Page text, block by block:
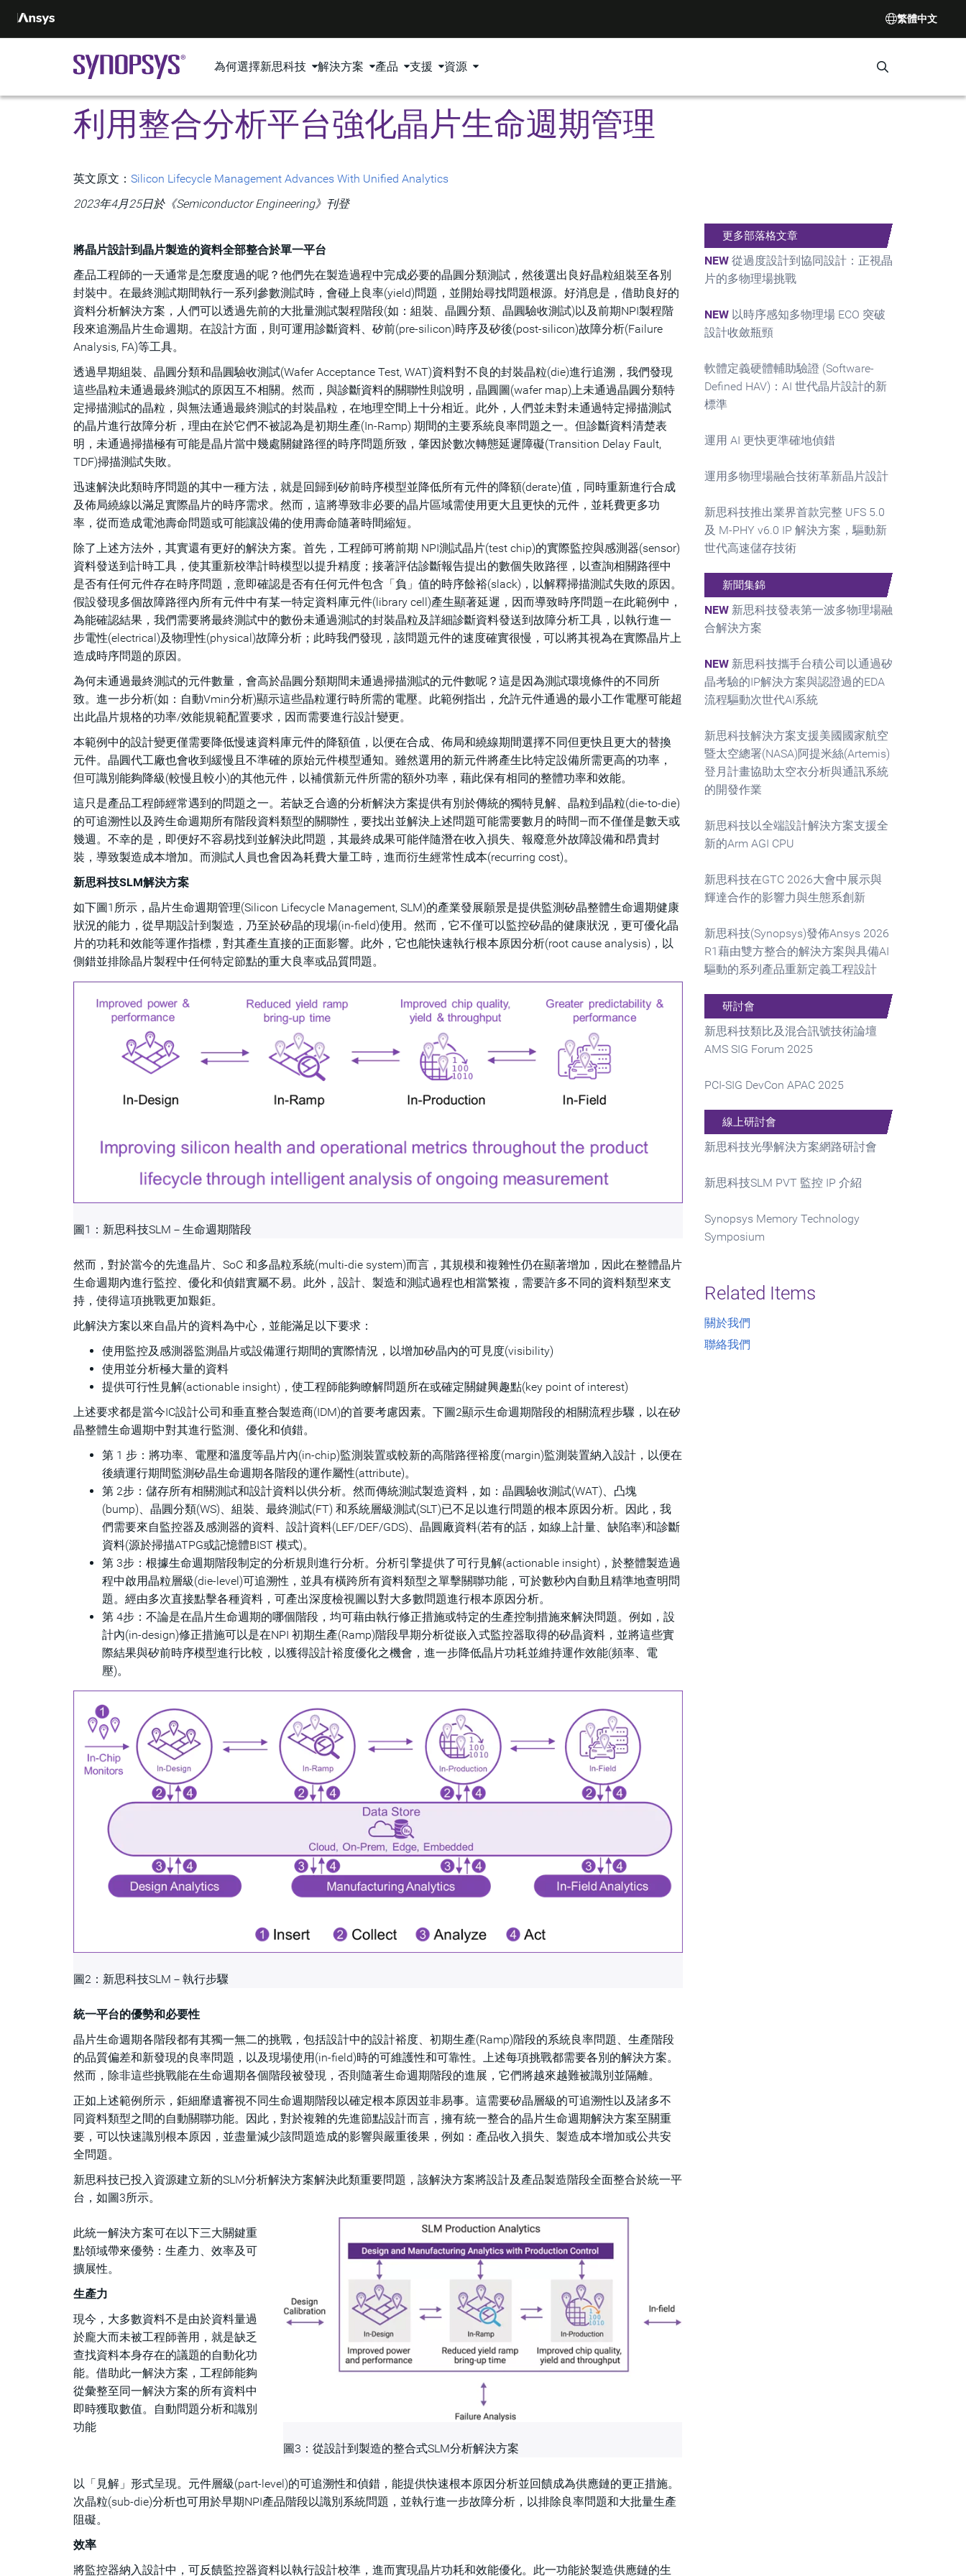
繁體中文
為何選擇新思科技 解決方案 產品 支援 資源 Search
利用整合分析平台強化晶片生命週期管理
英文原文： Silicon Lifecycle Management Advances With Unified Analytics
2023年4月25日於《Semiconductor Engineering》刊登
將晶片設計到晶片製造的資料全部整合於單一平台
產品工程師的一天通常是怎麼度過的呢？他們先在製造過程中完成必要的晶圓分類測試，然後選出良好晶粒組裝至各別
封裝中。在最終測試期間執行一系列參數測試時，會碰上良率(yield)問題，並開始尋找問題根源。好消息是，借助良好的
資料分析解決方案，人們可以透過先前的大批量測試製程階段(如：組裝、晶圓分類、晶圓驗收測試)以及前期NPI製程階
段來追溯晶片生命週期。在設計方面，則可運用診斷資料、矽前(pre-silicon)時序及矽後(post-silicon)故障分析(Failure
Analysis, FA)等工具。
透過早期組裝、晶圓分類和晶圓驗收測試(Wafer Acceptance Test, WAT)資料對不良的封裝晶粒(die)進行追溯，我們發現
這些晶粒未通過最終測試的原因互不相關。然而，與診斷資料的關聯性則說明，晶圓圖(wafer map)上未通過晶圓分類特
定掃描測試的晶粒，與無法通過最終測試的封裝晶粒，在地理空間上十分相近。此外，人們並未對未通過特定掃描測試
的晶片進行故障分析，理由在於它們不被認為是初期生產(In-Ramp) 期間的主要系統良率問題之一。但診斷資料清楚表
明，未通過掃描極有可能是晶片當中幾處關鍵路徑的時序問題所致，肇因於數次轉態延遲障礙(Transition Delay Fault,
TDF)掃描測試失敗。
迅速解決此類時序問題的其中一種方法，就是回歸到矽前時序模型並降低所有元件的降額(derate)值，同時重新進行合成
及佈局繞線以滿足實際晶片的時序需求。然而，這將導致非必要的晶片區域需使用更大且更快的元件，並耗費更多功
率，從而造成電池壽命問題或可能讓設備的使用壽命隨著時間縮短。
除了上述方法外，其實還有更好的解決方案。首先，工程師可將前期 NPI測試晶片(test chip)的實際監控與感測器(sensor)
資料發送到計時工具，使其重新校準計時模型以提升精度；接著評估診斷報告提出的數個失敗路徑，以查詢相關路徑中
是否有任何元件存在時序問題，意即確認是否有任何元件包含「負」值的時序餘裕(slack)，以解釋掃描測試失敗的原因。
假設發現多個故障路徑內所有元件中有某一特定資料庫元件(library cell)產生顯著延遲，因而導致時序問題—在此範例中，
為能確認結果，我們需要將最終測試中的數份未通過測試的封裝晶粒及詳細診斷資料發送到故障分析工具，以執行進一
步電性(electrical)及物理性(physical)故障分析；此時我們發現，該問題元件的速度確實很慢，可以將其視為在實際晶片上
造成時序問題的原因。
為何未通過最終測試的元件數量，會高於晶圓分類期間未通過掃描測試的元件數呢？這是因為測試環境條件的不同所
致。進一步分析(如：自動Vmin分析)顯示這些晶粒運行時所需的電壓。此範例指出，允許元件通過的最小工作電壓可能超
出此晶片規格的功率/效能規範配置要求，因而需要進行設計變更。
本範例中的設計變更僅需要降低慢速資料庫元件的降額值，以便在合成、佈局和繞線期間選擇不同但更快且更大的替換
元件。晶圓代工廠也會收到緩慢且不準確的原始元件模型通知。雖然選用的新元件將產生比特定設備所需更高的功率，
但可識別能夠降級(較慢且較小)的其他元件，以補償新元件所需的額外功率，藉此保有相同的整體功率和效能。
這只是產品工程師經常遇到的問題之一。若缺乏合適的分析解決方案提供有別於傳統的獨特見解、晶粒到晶粒(die-to-die)
的可追溯性以及跨生命週期所有階段資料類型的關聯性，要找出並解決上述問題可能需要數月的時間—而不僅僅是數天或
幾週。不幸的是，即便好不容易找到並解決此問題，其最終成果可能伴隨潛在收入損失、報廢意外故障設備和昂貴封
裝，導致製造成本增加。而測試人員也會因為耗費大量工時，進而衍生經常性成本(recurring cost)。
新思科技SLM解決方案
如下圖1所示，晶片生命週期管理(Silicon Lifecycle Management, SLM)的產業發展願景是提供監測矽晶整體生命週期健康
狀況的能力，從早期設計到製造，乃至於矽晶的現場(in-field)使用。然而，它不僅可以監控矽晶的健康狀況，更可優化晶
片的功耗和效能等運作指標，對其產生直接的正面影響。此外，它也能快速執行根本原因分析(root cause analysis)，以
側錯並排除晶片製程中任何特定節點的重大良率或品質問題。
圖1：新思科技SLM－生命週期階段
然而，對於當今的先進晶片、SoC 和多晶粒系統(multi-die system)而言，其規模和複雜性仍在顯著增加，因此在整體晶片
生命週期內進行監控、優化和偵錯實屬不易。此外，設計、製造和測試過程也相當繁複，需要許多不同的資料類型來支
持，使得這項挑戰更加艱鉅。
此解決方案以來自晶片的資料為中心，並能滿足以下要求：
使用監控及感測器監測晶片或設備運行期間的實際情況，以增加矽晶內的可見度(visibility)
使用並分析極大量的資料
提供可行性見解(actionable insight)，使工程師能夠瞭解問題所在或確定關鍵興趣點(key point of interest)
上述要求都是當今IC設計公司和垂直整合製造商(IDM)的首要考慮因素。下圖2顯示生命週期階段的相關流程步驟，以在矽
晶整體生命週期中對其進行監測、優化和偵錯。
第 1 步：將功率、電壓和溫度等晶片內(in-chip)監測裝置或較新的高階路徑裕度(margin)監測裝置納入設計，以便在
後續運行期間監測矽晶生命週期各階段的運作屬性(attribute)。
第 2步：儲存所有相關測試和設計資料以供分析。然而傳統測試製造資料，如：晶圓驗收測試(WAT)、凸塊
(bump)、晶圓分類(WS)、組裝、最終測試(FT) 和系統層級測試(SLT)已不足以進行問題的根本原因分析。因此，我
們需要來自監控器及感測器的資料、設計資料(LEF/DEF/GDS)、晶圓廠資料(若有的話，如線上計量、缺陷率)和診斷
資料(源於掃描ATPG或記憶體BIST 模式)。
第 3步：根據生命週期階段制定的分析規則進行分析。分析引擎提供了可行見解(actionable insight)，於整體製造過
程中啟用晶粒層級(die-level)可追溯性，並具有橫跨所有資料類型之單擊關聯功能，可於數秒內自動且精準地查明問
題。經由多次直接點擊各種資料，可產出深度檢視圖以對大多數問題進行根本原因分析。
第 4步：不論是在晶片生命週期的哪個階段，均可藉由執行修正措施或特定的生產控制措施來解決問題。例如，設
計內(in-design)修正措施可以是在NPI 初期生產(Ramp)階段早期分析從嵌入式監控器取得的矽晶資料，並將這些實
際結果與矽前時序模型進行比較，以獲得設計裕度優化之機會，進一步降低晶片功耗並維持運作效能(頻率、電
壓)。
圖2：新思科技SLM－執行步驟
統一平台的優勢和必要性
晶片生命週期各階段都有其獨一無二的挑戰，包括設計中的設計裕度、初期生產(Ramp)階段的系統良率問題、生產階段
的品質偏差和新發現的良率問題，以及現場使用(in-field)時的可維護性和可靠性。上述每項挑戰都需要各別的解決方案。
然而，除非這些挑戰能在生命週期各個階段被發現，否則隨著生命週期階段的進展，它們將越來越難被識別並隔離。
正如上述範例所示，鉅細靡遺審視不同生命週期階段以確定根本原因並非易事。這需要矽晶層級的可追溯性以及諸多不
同資料類型之間的自動關聯功能。因此，對於複雜的先進節點設計而言，擁有統一整合的晶片生命週期解決方案至關重
要，可以快速識別根本原因，並盡量減少該問題造成的影響與嚴重後果，例如：產品收入損失、製造成本增加或公共安
全問題。
新思科技已投入資源建立新的SLM分析解決方案解決此類重要問題，該解決方案將設計及產品製造階段全面整合於統一平
台，如圖3所示。
此統一解決方案可在以下三大關鍵重
點領域帶來優勢：生產力、效率及可
擴展性。
生產力
現今，大多數資料不是由於資料量過
於龐大而未被工程師善用，就是缺乏
查找資料本身存在的議題的自動化功
能。借助此一解決方案，工程師能夠
從彙整至同一解決方案的所有資料中
即時獲取數值。自動問題分析和識別
功能
圖3：從設計到製造的整合式SLM分析解決方案
以「見解」形式呈現。元件層級(part-level)的可追溯性和偵錯，能提供快速根本原因分析並回饋成為供應鏈的更正措施。
次晶粒(sub-die)分析也可用於早期NPI產品階段以識別系統問題，並執行進一步故障分析，以排除良率問題和大批量生產
阻礙。
效率
將監控器納入設計中，可反饋監控器資料以執行設計校準，進而實現晶片功耗和效能優化。此一功能於製造供應鏈的生
更多部落格文章
NEW 從過度設計到協同設計：正視晶
片的多物理場挑戰
NEW 以時序感知多物理場 ECO 突破
設計收斂瓶頸
軟體定義硬體輔助驗證 (Software-
Defined HAV)：AI 世代晶片設計的新
標準
運用 AI 更快更準確地偵錯
運用多物理場融合技術革新晶片設計
新思科技推出業界首款完整 UFS 5.0
及 M-PHY v6.0 IP 解決方案，驅動新
世代高速儲存技術
新聞集錦
NEW 新思科技發表第一波多物理場融
合解決方案
NEW 新思科技攜手台積公司以通過矽
晶考驗的IP解決方案與認證過的EDA
流程驅動次世代AI系統
新思科技解決方案支援美國國家航空
暨太空總署(NASA)阿提米絲(Artemis)
登月計畫協助太空衣分析與通訊系統
的開發作業
新思科技以全端設計解決方案支援全
新的Arm AGI CPU
新思科技在GTC 2026大會中展示與
輝達合作的影響力與生態系創新
新思科技(Synopsys)發佈Ansys 2026
R1藉由雙方整合的解決方案與具備AI
驅動的系列產品重新定義工程設計
研討會
新思科技類比及混合訊號技術論壇
AMS SIG Forum 2025
PCI-SIG DevCon APAC 2025
線上研討會
新思科技光學解決方案網路研討會
新思科技SLM PVT 監控 IP 介紹
Synopsys Memory Technology
Symposium
Related Items
關於我們
聯絡我們